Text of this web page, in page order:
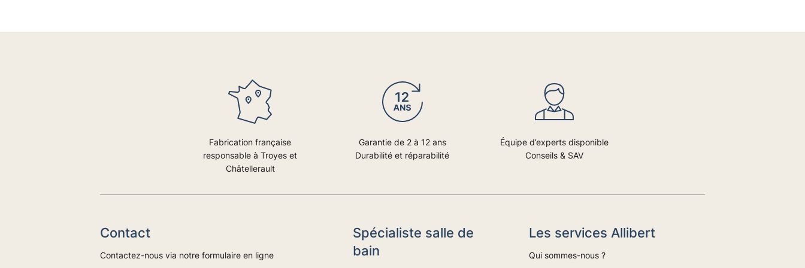
Fabrication française
responsable à Troyes et
Châtellerault
Garantie de 2 à 12 ans
Durabilité et réparabilité
Équipe d’experts disponible
Conseils & SAV
Contact
Contactez-nous via notre formulaire en ligne
Spécialiste salle de
bain
Les services Allibert
Qui sommes-nous ?